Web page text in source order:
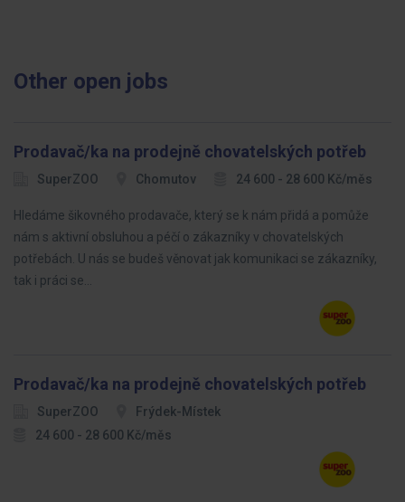
Other open jobs
Prodavač/ka na prodejně chovatelských potřeb
SuperZOO Chomutov 24 600 - 28 600 Kč/měs
Hledáme šikovného prodavače, který se k nám přidá a pomůže
nám s aktivní obsluhou a péčí o zákazníky v chovatelských
potřebách. U nás se budeš věnovat jak komunikaci se zákazníky,
tak i práci se…
Prodavač/ka na prodejně chovatelských potřeb
SuperZOO
Frýdek-Místek
24 600 - 28 600 Kč/měs